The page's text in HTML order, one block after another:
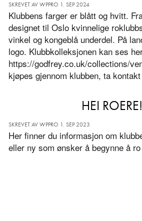
SKREVET AV WPPRO 1. SEP 2024
Klubbens farger er blått og hvitt.
designet til Oslo kvinnelige
vinkel og kongeblå underdel. På
logo. Klubbkolleksjonen kan ses
https://godfrey.co.uk/collections/
kjøpes gjennom klubben, ta
HEI ROERE!
SKREVET AV WPPRO 1. SEP 2023
Her finner du informasjon om
eller ny som ønsker å begynne å